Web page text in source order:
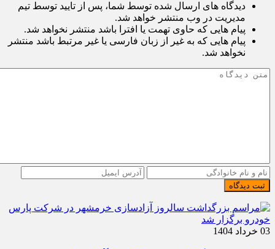
دیدگاه های ارسال شده توسط شما، پس از تایید توسط تیم
مدیریت در وب منتشر خواهد شد.
پیام هایی که حاوی تهمت یا افترا باشد منتشر نخواهد شد.
پیام هایی که به غیر از زبان فارسی یا غیر مرتبط باشد منتشر
نخواهد شد.
ثبت دیدگاه
03 خرداد 1404